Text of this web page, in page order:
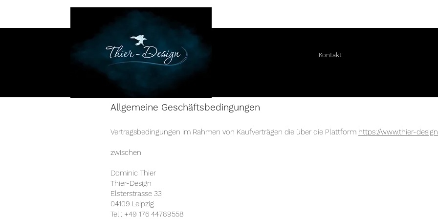
Kontakt
Allgemeine Geschäftsbedingungen
Vertragsbedingungen im Rahmen von Kaufverträgen die über die Plattform https://www.thier-
zwischen
Dominic Thier​
Thier-Design
Elsterstrasse 33
04109 Leipzig
Tel.: +49 176 44789558